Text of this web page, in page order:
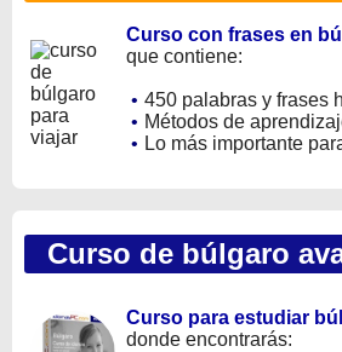
Curso con frases en
que contiene:
• 450 palabras y frases
• Métodos de
• Lo más importante
Curso de búlgaro
Curso para estudiar
donde encontrarás: